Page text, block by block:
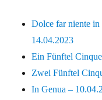
Dolce far niente
14.04.2023
Ein Fünftel
Zwei Fünftel
In Genua –